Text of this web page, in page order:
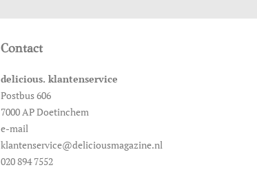
Contact
delicious. klantenservice
Postbus 606
7000 AP Doetinchem
e-mail
klantenservice@deliciousmagazine.nl
020 894 7552